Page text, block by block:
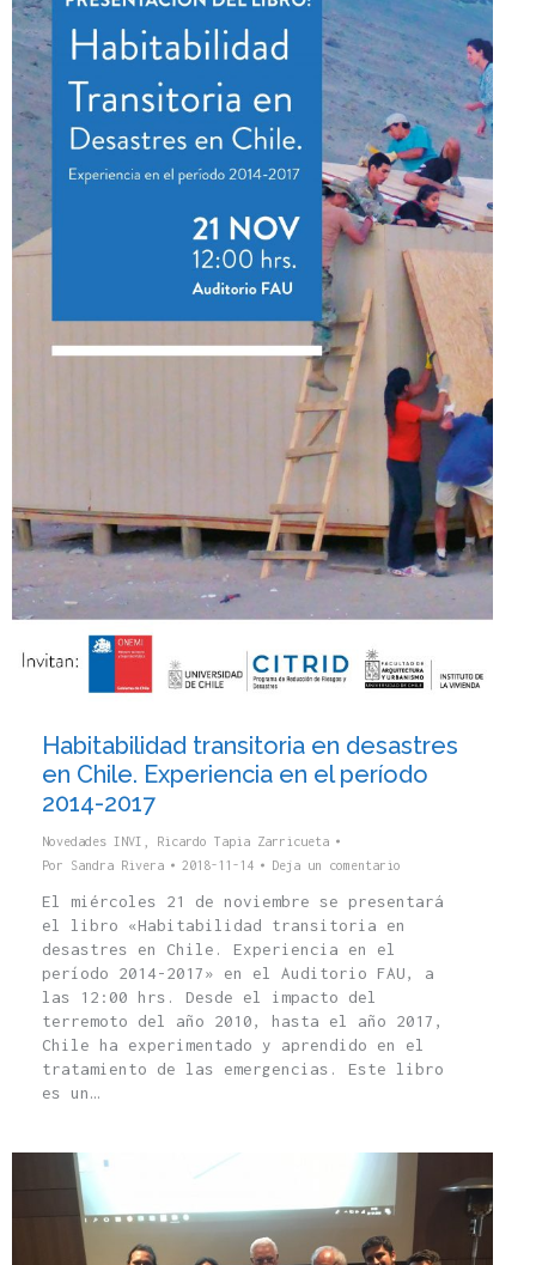
Habitabilidad transitoria en desastres
en Chile. Experiencia en el período
2014-2017
Novedades INVI
Ricardo Tapia Zarricueta
Por Sandra Rivera 2018-11-14 Deja un comentario
El miércoles 21 de noviembre se presentará
el libro «Habitabilidad transitoria en
desastres en Chile. Experiencia en el
período 2014-2017» en el Auditorio FAU, a
las 12:00 hrs. Desde el impacto del
terremoto del año 2010, hasta el año 2017,
Chile ha experimentado y aprendido en el
tratamiento de las emergencias. Este libro
es un…